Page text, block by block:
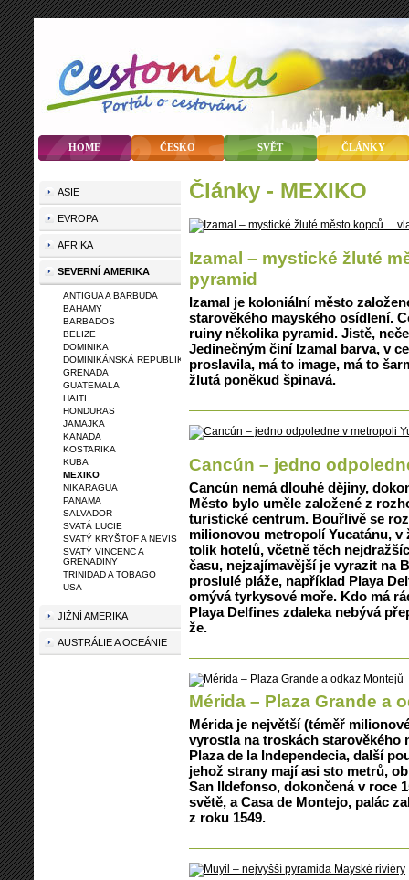
HOME ČESKO SVĚT ČLÁNKY
články - MEXIKO
Izamal – mystické žluté
pyramid
Izamal je koloniální město
starověkého mayského osídlení.
ruiny několika pyramid. Jistě,
Jedinečným činí Izamal barva, v
proslavila, má to image, má to
žlutá poněkud špinavá.
Cancún – jedno
Cancún nemá dlouhé dějiny,
Město bylo uměle založené z
turistické centrum. Bouřlivě se
milionovou metropolí Yucatánu, v
tolik hotelů, včetně těch
času, nejzajímavější je vyrazit na
proslulé pláže, například Playa
omývá tyrkysové moře. Kdo má
Playa Delfines zdaleka nebývá
že.
Mérida – Plaza Grande a
Mérida je největší (téměř
vyrostla na troskách starověkého
Plaza de la Independecia, další
jehož strany mají asi sto metrů,
San Ildefonso, dokončená v roce
světě, a Casa de Montejo, palác
z roku 1549.
ASIE
EVROPA
AFRIKA
SEVERNÍ AMERIKA
ANTIGUA A BARBUDA
BAHAMY
BARBADOS
BELIZE
DOMINIKA
DOMINIKÁNSKÁ REPUBLIKA
GRENADA
GUATEMALA
HAITI
HONDURAS
JAMAJKA
KANADA
KOSTARIKA
KUBA
MEXIKO
NIKARAGUA
PANAMA
SALVADOR
SVATÁ LUCIE
SVATÝ KRYŠTOF A NEVIS
SVATÝ VINCENC A
GRENADINY
TRINIDAD A TOBAGO
USA
JIŽNÍ AMERIKA
AUSTRÁLIE A OCEÁNIE